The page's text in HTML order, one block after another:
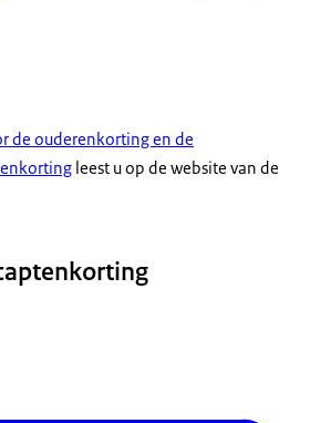
de ouderenkorting en de
leest u op de website van de